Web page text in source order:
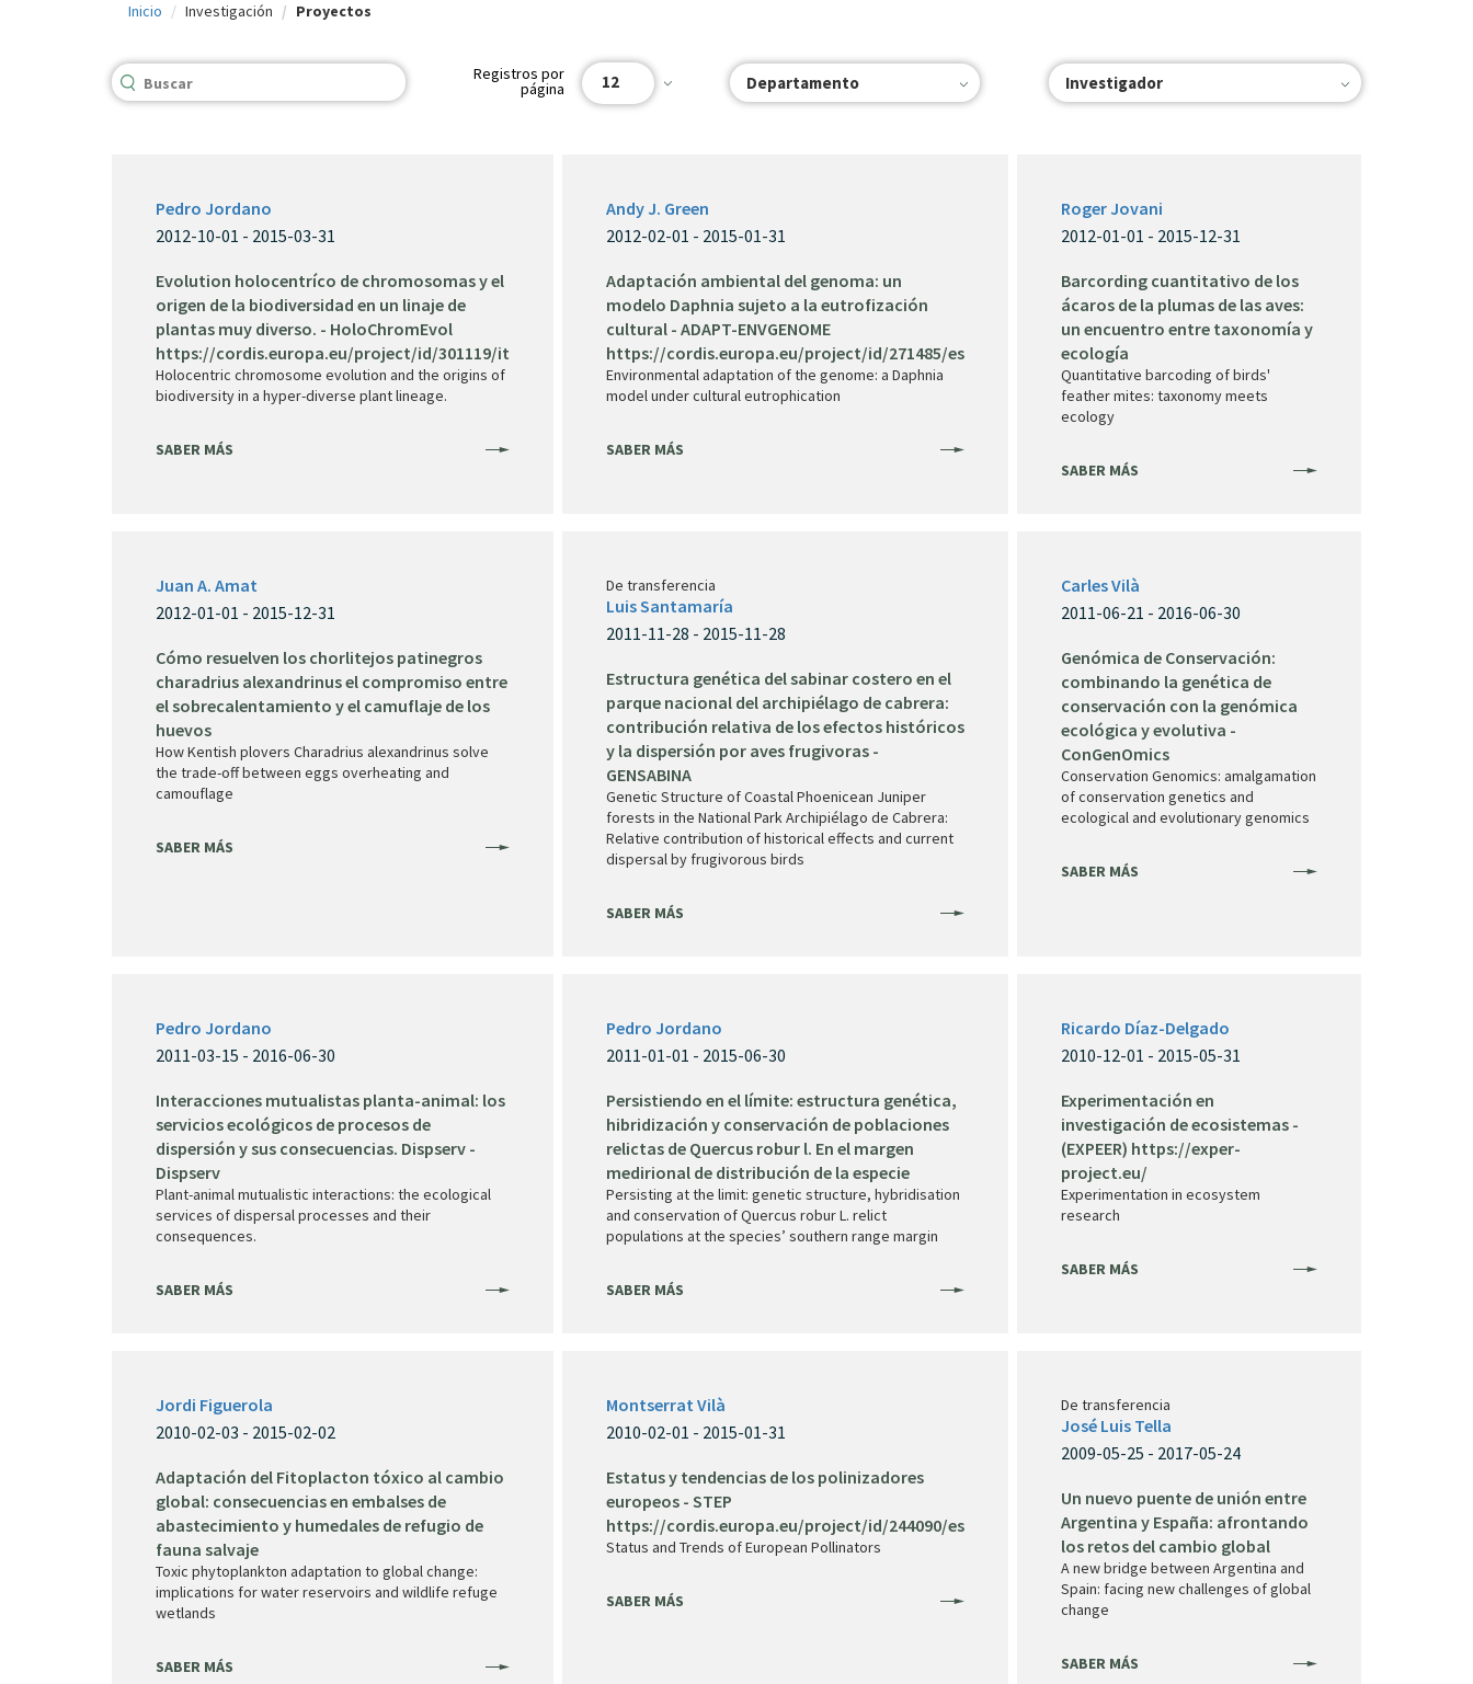
Inicio Investigación Proyectos
Registros por
página 12 Departamento Investigador
Pedro Jordano
2012-10-01 - 2015-03-31
Evolution holocentríco de chromosomas y el
origen de la biodiversidad en un linaje de
plantas muy diverso. - HoloChromEvol
https://cordis.europa.eu/project/id/301119/it
Holocentric chromosome evolution and the origins of
biodiversity in a hyper-diverse plant lineage.
SABER MÁS
Andy J. Green
2012-02-01 - 2015-01-31
Adaptación ambiental del genoma: un
modelo Daphnia sujeto a la eutrofización
cultural - ADAPT-ENVGENOME
https://cordis.europa.eu/project/id/271485/es
Environmental adaptation of the genome: a Daphnia
model under cultural eutrophication
SABER MÁS
Roger Jovani
2012-01-01 - 2015-12-31
Barcording cuantitativo de los
ácaros de la plumas de las aves:
un encuentro entre taxonomía y
ecología
Quantitative barcoding of birds'
feather mites: taxonomy meets
ecology
SABER MÁS
Juan A. Amat
2012-01-01 - 2015-12-31
Cómo resuelven los chorlitejos patinegros
charadrius alexandrinus el compromiso entre
el sobrecalentamiento y el camuflaje de los
huevos
How Kentish plovers Charadrius alexandrinus solve
the trade-off between eggs overheating and
camouflage
SABER MÁS
De transferencia
Luis Santamaría
2011-11-28 - 2015-11-28
Estructura genética del sabinar costero en el
parque nacional del archipiélago de cabrera:
contribución relativa de los efectos históricos
y la dispersión por aves frugivoras -
GENSABINA
Genetic Structure of Coastal Phoenicean Juniper
forests in the National Park Archipiélago de Cabrera:
Relative contribution of historical effects and current
dispersal by frugivorous birds
SABER MÁS
Carles Vilà
2011-06-21 - 2016-06-30
Genómica de Conservación:
combinando la genética de
conservación con la genómica
ecológica y evolutiva -
ConGenOmics
Conservation Genomics: amalgamation
of conservation genetics and
ecological and evolutionary genomics
SABER MÁS
Pedro Jordano
2011-03-15 - 2016-06-30
Interacciones mutualistas planta-animal: los
servicios ecológicos de procesos de
dispersión y sus consecuencias. Dispserv -
Dispserv
Plant-animal mutualistic interactions: the ecological
services of dispersal processes and their
consequences.
SABER MÁS
Pedro Jordano
2011-01-01 - 2015-06-30
Persistiendo en el límite: estructura genética,
hibridización y conservación de poblaciones
relictas de Quercus robur l. En el margen
medirional de distribución de la especie
Persisting at the limit: genetic structure, hybridisation
and conservation of Quercus robur L. relict
populations at the species’ southern range margin
SABER MÁS
Ricardo Díaz-Delgado
2010-12-01 - 2015-05-31
Experimentación en
investigación de ecosistemas -
(EXPEER) https://exper-
project.eu/
Experimentation in ecosystem
research
SABER MÁS
Jordi Figuerola
2010-02-03 - 2015-02-02
Adaptación del Fitoplacton tóxico al cambio
global: consecuencias en embalses de
abastecimiento y humedales de refugio de
fauna salvaje
Toxic phytoplankton adaptation to global change:
implications for water reservoirs and wildlife refuge
wetlands
SABER MÁS
Montserrat Vilà
2010-02-01 - 2015-01-31
Estatus y tendencias de los polinizadores
europeos - STEP
https://cordis.europa.eu/project/id/244090/es
Status and Trends of European Pollinators
SABER MÁS
De transferencia
José Luis Tella
2009-05-25 - 2017-05-24
Un nuevo puente de unión entre
Argentina y España: afrontando
los retos del cambio global
A new bridge between Argentina and
Spain: facing new challenges of global
change
SABER MÁS